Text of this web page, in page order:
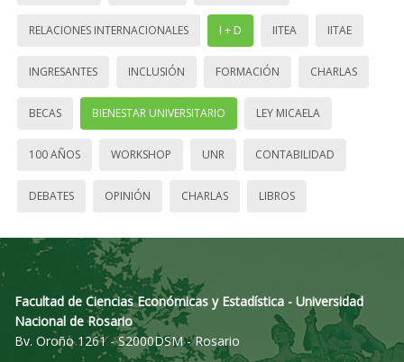
RELACIONES INTERNACIONALES I + D IITEA IITAE
INGRESANTES INCLUSIÓN FORMACIÓN CHARLAS
BECAS BIENESTAR UNIVERSITARIO LEY MICAELA
100 AÑOS WORKSHOP UNR CONTABILIDAD
DEBATES OPINIÓN CHARLAS LIBROS
Facultad de Ciencias Económicas y Estadística - Universidad
Nacional de Rosario
Bv. Oroño 1261 - S2000DSM - Rosario